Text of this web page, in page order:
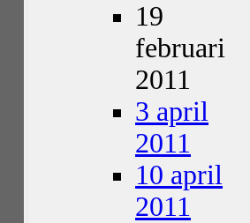
19
februari
2011
3 april
2011
10 april
2011